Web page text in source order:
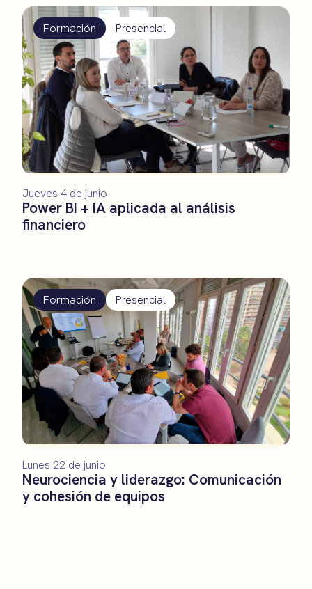
Formación Presencial
Power BI + IA aplicada al análisis
financiero
Jueves 4 de junio
Formación Presencial
Neurociencia y liderazgo: Comunicación
y cohesión de equipos
Lunes 22 de junio